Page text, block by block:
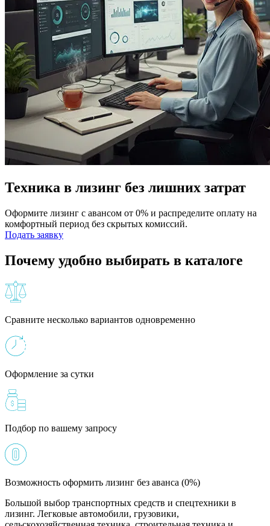
Техника в лизинг без лишних затрат
Оформите лизинг с авансом от 0% и распределите оплату на
комфортный период без скрытых комиссий.
Подать заявку
Почему удобно выбирать в каталоге
Сравните несколько вариантов одновременно
Оформление за сутки
Подбор по вашему запросу
Возможность оформить лизинг без аванса (0%)
Большой выбор транспортных средств и спецтехники в
лизинг. Легковые автомобили, грузовики,